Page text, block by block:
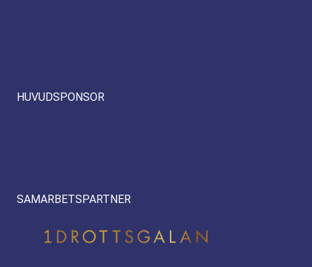
HUVUDSPONSOR
SAMARBETSPARTNER